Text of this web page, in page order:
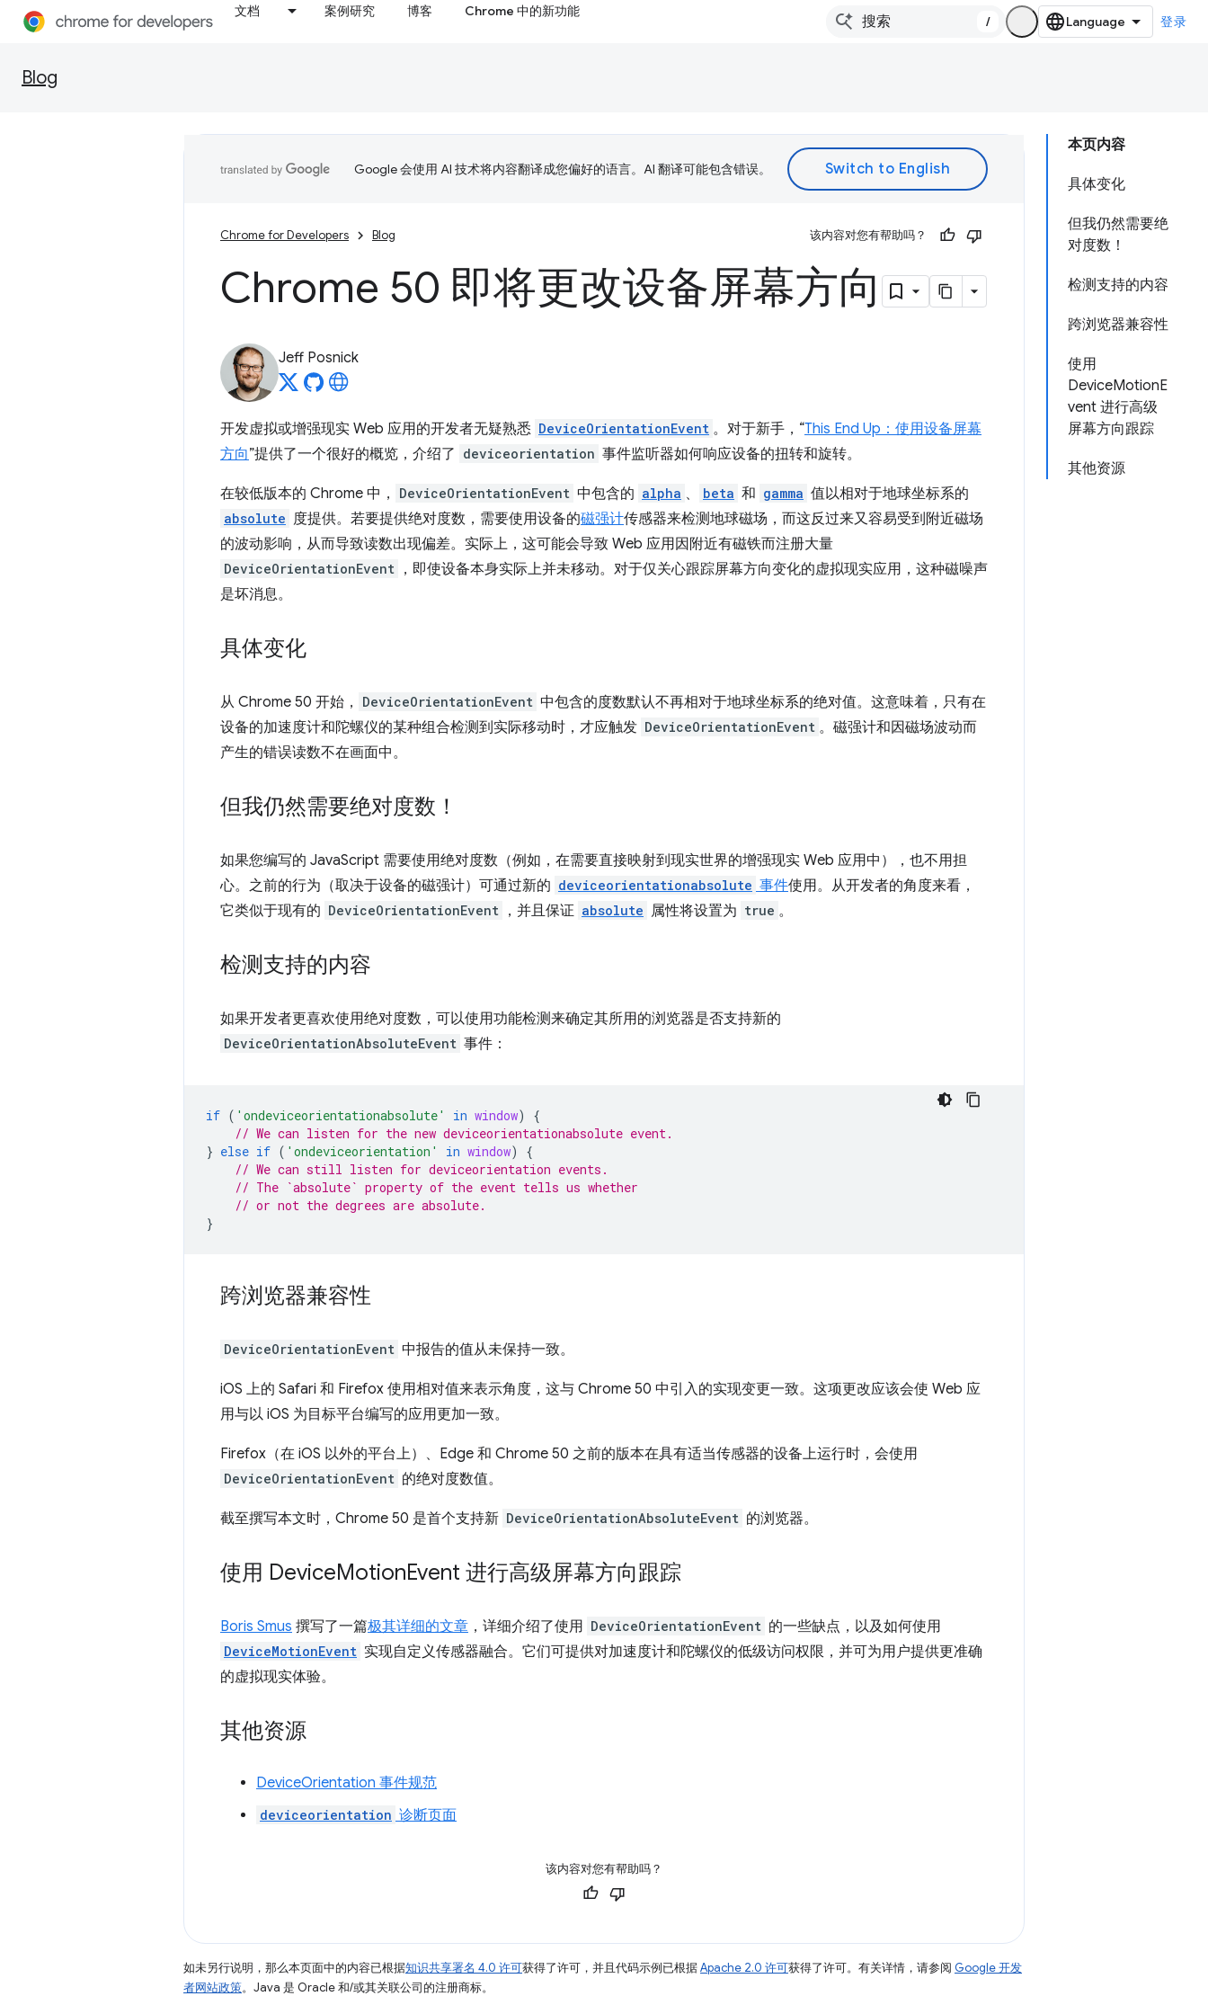
文档 案例研究 博客 Chrome 中的新功能
/ 登录
Blog
本页内容
具体变化
但我仍然需要绝
对度数！
检测支持的内容
跨浏览器兼容性
使用
DeviceMotionE
vent 进行高级
屏幕方向跟踪
其他资源
Google 会使用 AI 技术将内容翻译成您偏好的语言。AI 翻译可能包含错误。
Chrome for Developers Blog 该内容对您有帮助吗？
Chrome 50 即将更改设备屏幕方向
Jeff Posnick
开发虚拟或增强现实 Web 应用的开发者无疑熟悉 DeviceOrientationEvent 。对于新手，“This End Up：使用设备屏幕
方向”提供了一个很好的概览，介绍了 deviceorientation 事件监听器如何响应设备的扭转和旋转。
在较低版本的 Chrome 中， DeviceOrientationEvent 中包含的 alpha 、 beta 和 gamma 值以相对于地球坐标系的
absolute 度提供。若要提供绝对度数，需要使用设备的磁强计传感器来检测地球磁场，而这反过来又容易受到附近磁场
的波动影响，从而导致读数出现偏差。实际上，这可能会导致 Web 应用因附近有磁铁而注册大量
DeviceOrientationEvent ，即使设备本身实际上并未移动。对于仅关心跟踪屏幕方向变化的虚拟现实应用，这种磁噪声
是坏消息。
具体变化
从 Chrome 50 开始， DeviceOrientationEvent 中包含的度数默认不再相对于地球坐标系的绝对值。这意味着，只有在
设备的加速度计和陀螺仪的某种组合检测到实际移动时，才应触发 DeviceOrientationEvent 。磁强计和因磁场波动而
产生的错误读数不在画面中。
但我仍然需要绝对度数！
如果您编写的 JavaScript 需要使用绝对度数（例如，在需要直接映射到现实世界的增强现实 Web 应用中），也不用担
心。之前的行为（取决于设备的磁强计）可通过新的 deviceorientationabsolute 事件使用。从开发者的角度来看，
它类似于现有的 DeviceOrientationEvent ，并且保证 absolute 属性将设置为 true 。
检测支持的内容
如果开发者更喜欢使用绝对度数，可以使用功能检测来确定其所用的浏览器是否支持新的
DeviceOrientationAbsoluteEvent 事件：
if ( 'ondeviceorientationabsolute' in window)
{
// We can listen for the new deviceorientationabsolute event.
} else if ( 'ondeviceorientation' in window)
{
// We can still listen for deviceorientation events.
// The `absolute` property of the event tells us whether
// or not the degrees are absolute.
}
跨浏览器兼容性
DeviceOrientationEvent 中报告的值从未保持一致。
iOS 上的 Safari 和 Firefox 使用相对值来表示角度，这与 Chrome 50 中引入的实现变更一致。这项更改应该会使 Web 应
用与以 iOS 为目标平台编写的应用更加一致。
Firefox（在 iOS 以外的平台上）、Edge 和 Chrome 50 之前的版本在具有适当传感器的设备上运行时，会使用
DeviceOrientationEvent 的绝对度数值。
截至撰写本文时，Chrome 50 是首个支持新 DeviceOrientationAbsoluteEvent 的浏览器。
使用 DeviceMotionEvent 进行高级屏幕方向跟踪
Boris Smus 撰写了一篇极其详细的文章 ，详细介绍了使用 DeviceOrientationEvent 的一些缺点，以及如何使用
DeviceMotionEvent 实现自定义传感器融合。它们可提供对加速度计和陀螺仪的低级访问权限，并可为用户提供更准确
的虚拟现实体验。
其他资源
DeviceOrientation 事件规范
deviceorientation 诊断页面
该内容对您有帮助吗？
如未另行说明，那么本页面中的内容已根据知识共享署名 4.0 许可获得了许可，并且代码示例已根据Apache 2.0 许可获得了许可。有关详情，请参阅 Google 开发
者网站政策。Java 是 Oracle 和/或其关联公司的注册商标。